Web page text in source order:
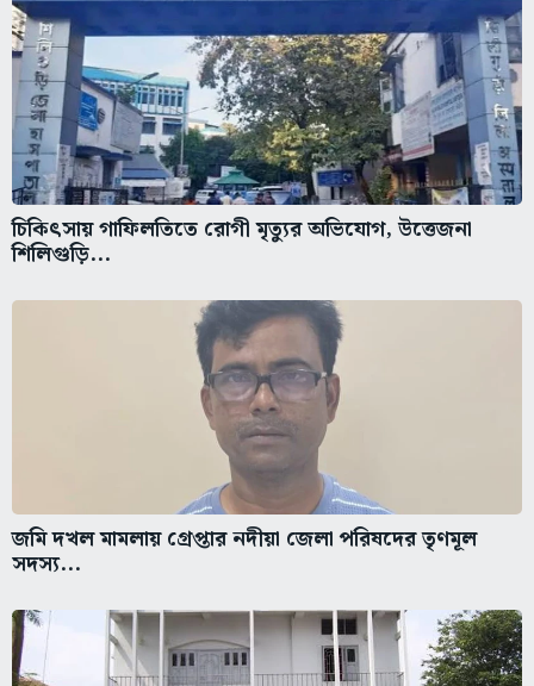
চিকিৎসায় গাফিলতিতে রোগী মৃত্যুর অভিযোগ, উত্তেজনা
শিলিগুড়ি...
জমি দখল মামলায় গ্রেপ্তার নদীয়া জেলা পরিষদের তৃণমূল
সদস্য...